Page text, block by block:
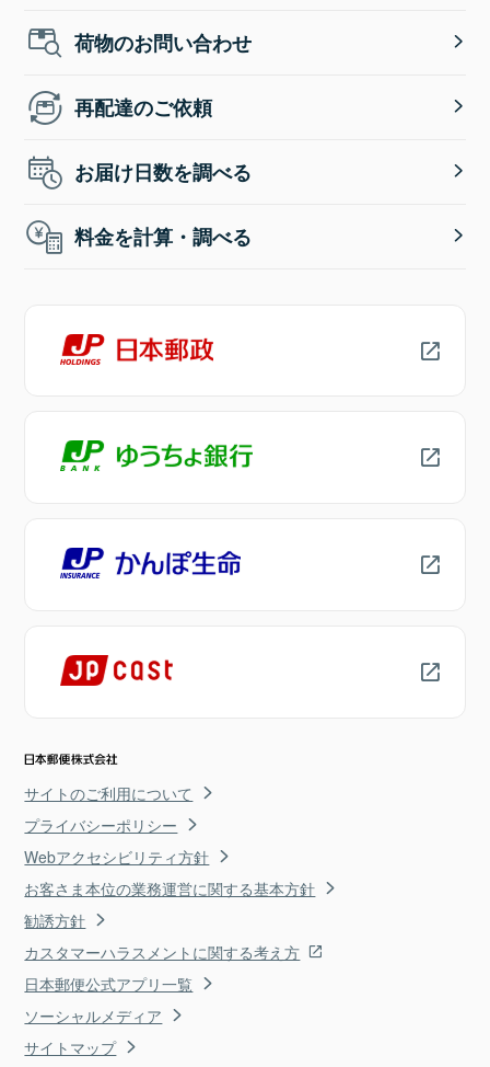
荷物のお問い合わせ
再配達のご依頼
お届け日数を調べる
料金を計算・調べる
サイトのご利用について
プライバシーポリシー
Webアクセシビリティ方針
お客さま本位の業務運営に関する基本方針
勧誘方針
カスタマーハラスメントに関する考え方
日本郵便公式アプリ一覧
ソーシャルメディア
サイトマップ